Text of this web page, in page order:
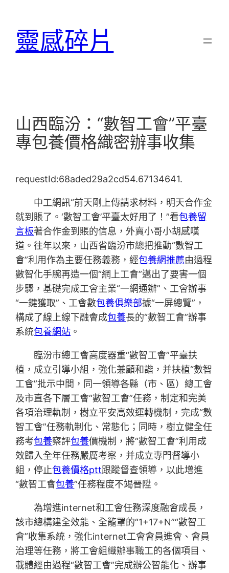
靈感碎片
山西臨汾：“數智工會”平臺
專包養價格織密辦事收集
requestId:68aded29a2cd54.67134641.
中工網訊“前天剛上傳請求材料，明天合作金
就到賬了。‘數智工會’平臺太好用了！”看包養留
言板著合作金到賬的信息，外賣小哥小胡感嘆
道。往年以來，山西省臨汾市總把推動“數智工
會”利用作為主要任務義務，經包養網推薦由過程
數智化手腕再造一個“網上工會”邁出了要害一個
步驟，基礎完成工會主業“一網通辦”、工會辦事
“一鍵獲取”、工會數包養俱樂部據“一屏總覽”，
構成了線上線下融會成包養長的“數智工會”辦事
系統包養網站 。
臨汾市總工會高度器重“數智工會”平臺扶
植，成立引導小組，強化兼顧和諧，并扶植“數智
工會”批示中間，同一領導各縣（市、區）總工會
及市直各下層工會“數智工會”任務，制定和完美
各項治理軌制，樹立平安高效運轉機制，完成“數
智工會”任務軌制化、常態化；同時，樹立健全任
務考包養察評包養價機制，將“數智工會”利用成
效歸入全年任務嚴厲考察，并成立專門督導小
組，停止包養價格ptt跟蹤督查領導，以此增進
“數智工會包養”任務程度不竭晉陞。
為增進internet和工會任務深度融會成長，
該市總構建全效能、全籠罩的“1+17+N”“數智工
會”收集系統，強化internet工會會員進會、會員
治理等任務，將工會組織辦事職工的各個項目、
載體經由過程“數智工會”完成辦公智能化、辦事